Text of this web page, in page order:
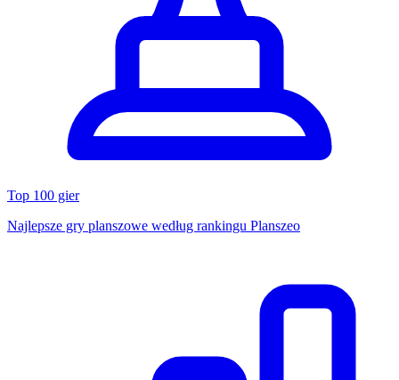
Top 100 gier
Najlepsze gry planszowe według rankingu Planszeo